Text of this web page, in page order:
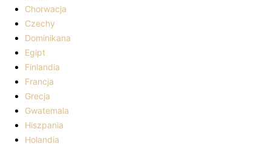
Chorwacja
Czechy
Dominikana
Egipt
Finlandia
Francja
Grecja
Gwatemala
Hiszpania
Holandia